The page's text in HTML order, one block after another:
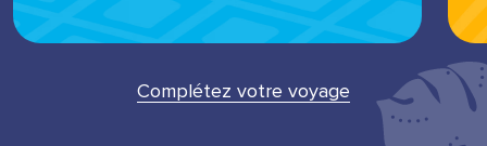
Complétez votre voyage